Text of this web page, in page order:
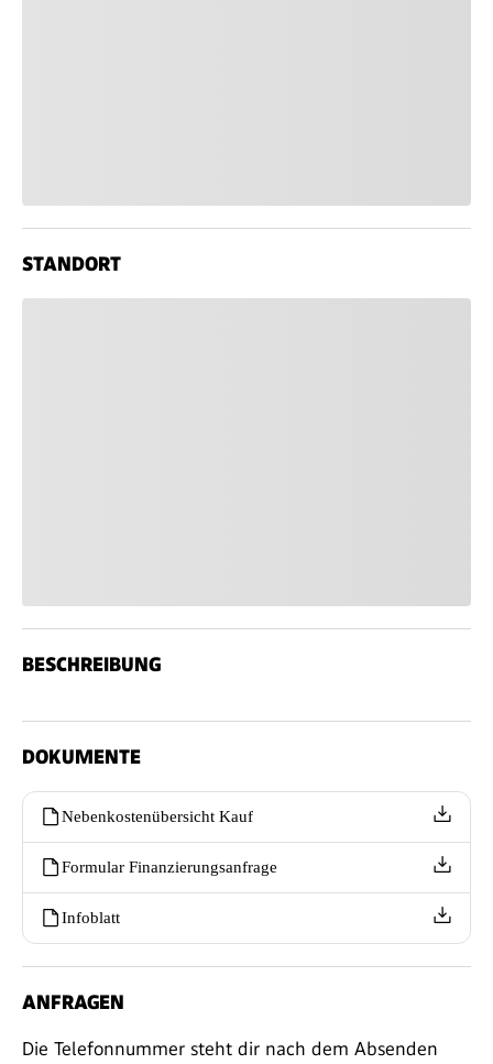
STANDORT
BESCHREIBUNG
DOKUMENTE
Nebenkostenübersicht Kauf
Formular Finanzierungsanfrage
Infoblatt
ANFRAGEN
Die Telefonnummer steht dir nach dem Absenden